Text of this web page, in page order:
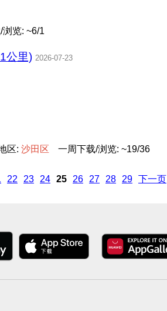
览: ~6/1
公里) 2026-07-23
区: 沙田 区 一周下载/浏览: ~19/36
22 23 24 25 26 27 28 29 下一页